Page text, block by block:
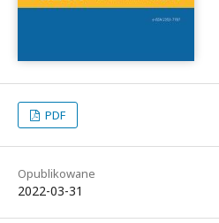
PDF
Opublikowane
2022-03-31